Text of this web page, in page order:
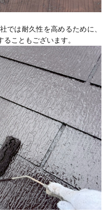
では耐久性を高めるために、
こともございます。